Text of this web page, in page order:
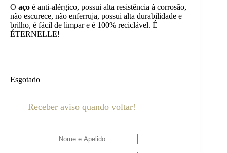
O aço é anti-alérgico, possui alta resistência à corrosão,
não escurece, não enferruja, possui alta durabilidade e
brilho, é fácil de limpar e é 100% reciclável. É
ÉTERNELLE!
Esgotado
Receber aviso quando voltar!